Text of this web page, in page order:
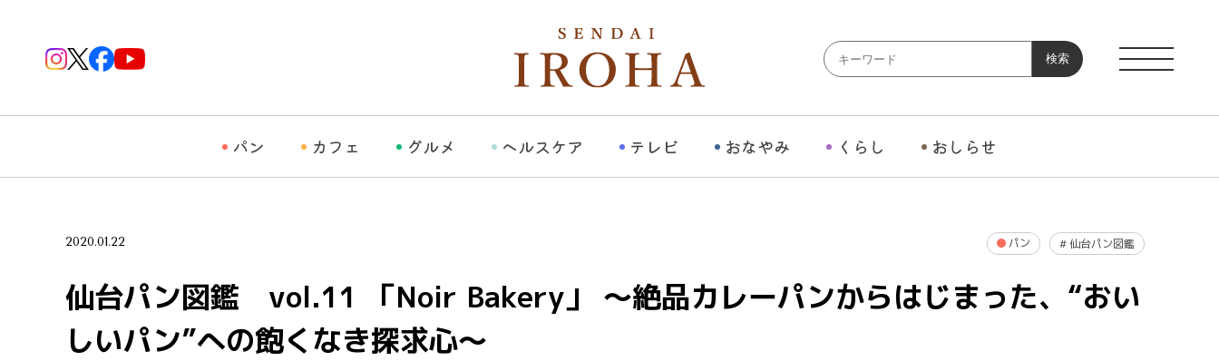
検索
パン カフェ グルメ ヘルスケア テレビ おなやみ くらし おしらせ
2020.01.22 パン #仙台パン図鑑
仙台パン図鑑 vol.11 「Noir Bakery」 ～絶品カレーパンからはじまった、“おい
しいパン”への飽くなき探求心～